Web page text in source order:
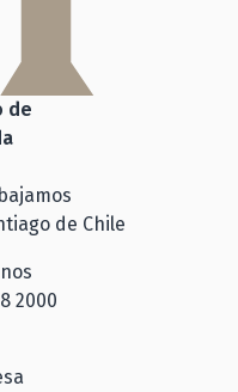
de
de Chile
2000